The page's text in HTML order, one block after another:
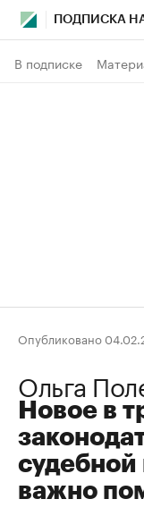
ПОДПИСКА
В подписке
Опубликовано
Ольга
Новое в
судебной
важно